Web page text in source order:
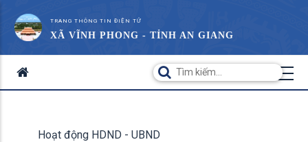
TRANG THÔNG TIN ĐIỆN TỬ
XÃ VĨNH PHONG - TỈNH AN GIANG
Hoạt động HDND - UBND